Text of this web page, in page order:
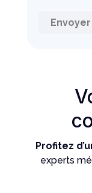
Profitez
experts